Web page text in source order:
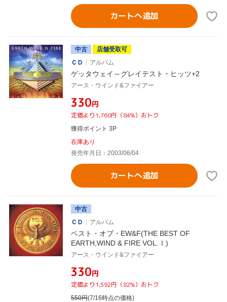
カートへ追加
中古
店舗受取可
ＣＤ
アルバム
ゲッタウェイ～グレイテスト・ヒッツ+2
アース・ウインド&ファイアー
¥330円
定価より1,760円（84%）おトク
獲得ポイント 3P
在庫あり
発売年月日：2003/06/04
カートへ追加
中古
ＣＤ
アルバム
ベスト・オブ・EW&F(THE BEST OF
EARTH,WIND & FIRE VOL.Ⅰ)
アース・ウインド&ファイアー
¥330円
定価より1,592円（82%）おトク
550円(7/16時点の価格)